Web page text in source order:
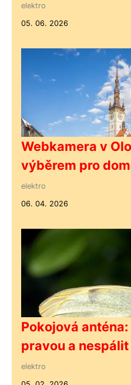
elektro
05. 06. 2026
Webkamera v
výběrem pro
elektro
06. 04. 2026
Pokojová
pravou a
elektro